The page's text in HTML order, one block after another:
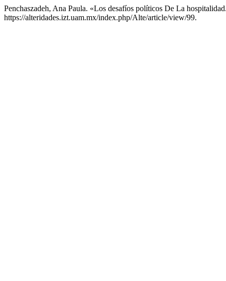
Penchaszadeh, Ana Paula. «Los desafíos políticos De La
https://alteridades.izt.uam.mx/index.php/Alte/article/view/99.